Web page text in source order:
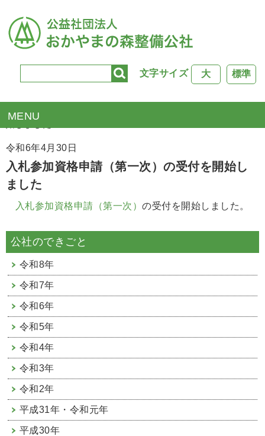
文字サイズ 標準
大
TOP>新着情報
令和6年4月30日
入札参加資格申請（第一次）の受付を開始し
ました
入札参加資格申請（第一次）の受付を開始しました。
公社のできごと
令和8年
令和7年
令和6年
令和5年
令和4年
令和3年
令和2年
平成31年・令和元年
平成30年